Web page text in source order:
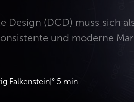
Design (DCD) muss sich
und moderne
Falkenstein |° 5 min